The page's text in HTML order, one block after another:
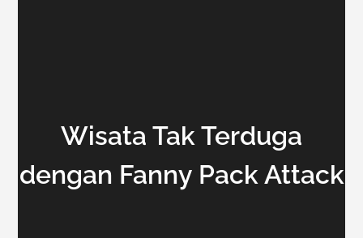
Wisata Tak Terduga
dengan Fanny Pack Attack